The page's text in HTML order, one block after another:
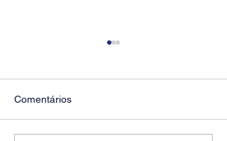
Comentários